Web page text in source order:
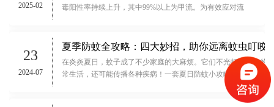
2025-02
毒阳性率持续上升，其中99%以上为甲流。为有效应对流
23
2024-07
夏季防蚊全攻略：四大妙招，助你远离蚊虫叮咬
在炎炎夏日，蚊子成了不少家庭的大麻烦。它们不光打扰我们的日
常生活，还可能传播各种疾病！一套夏日防蚊小攻略，赶紧收好